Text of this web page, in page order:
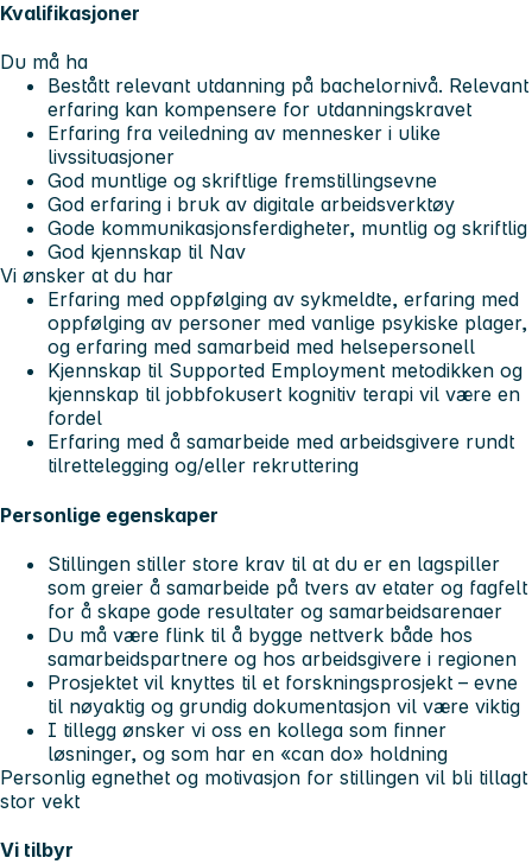
Kvalifikasjoner
Du må ha
Bestått relevant utdanning på bachelornivå. Relevant
erfaring kan kompensere for utdanningskravet
Erfaring fra veiledning av mennesker i ulike
livssituasjoner
God muntlige og skriftlige fremstillingsevne
God erfaring i bruk av digitale arbeidsverktøy
Gode kommunikasjonsferdigheter, muntlig og skriftlig
God kjennskap til Nav
Vi ønsker at du har
Erfaring med oppfølging av sykmeldte, erfaring med
oppfølging av personer med vanlige psykiske plager,
og erfaring med samarbeid med helsepersonell
Kjennskap til Supported Employment metodikken og
kjennskap til jobbfokusert kognitiv terapi vil være en
fordel
Erfaring med å samarbeide med arbeidsgivere rundt
tilrettelegging og/eller rekruttering
Personlige egenskaper
Stillingen stiller store krav til at du er en lagspiller
som greier å samarbeide på tvers av etater og fagfelt
for å skape gode resultater og samarbeidsarenaer
Du må være flink til å bygge nettverk både hos
samarbeidspartnere og hos arbeidsgivere i regionen
Prosjektet vil knyttes til et forskningsprosjekt – evne
til nøyaktig og grundig dokumentasjon vil være viktig
I tillegg ønsker vi oss en kollega som finner
løsninger, og som har en «can do» holdning
Personlig egnethet og motivasjon for stillingen vil bli tillagt
stor vekt
Vi tilbyr